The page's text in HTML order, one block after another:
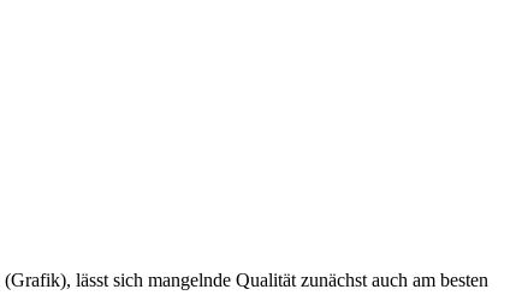
(Grafik), lässt sich mangelnde Qualität zunächst auch am besten